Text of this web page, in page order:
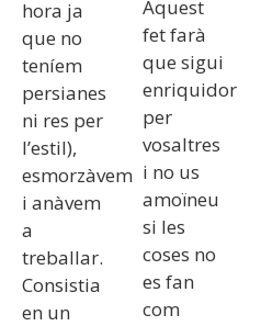
hora ja
que no
teníem
persianes
ni res per
l’estil),
esmorzàvem
i anàvem
a
treballar.
Consistia
en un
Aquest
fet farà
que sigui
enriquidor
per
vosaltres
i no us
amoïneu
si les
coses no
es fan
com